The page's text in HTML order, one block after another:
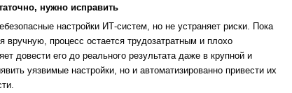
нужно исправить
настройки ИТ-систем, но не устраняет риски. Пока
вручную, процесс остается трудозатратным и плохо
довести его до реального результата даже в крупной и
уязвимые настройки, но и автоматизированно привести их